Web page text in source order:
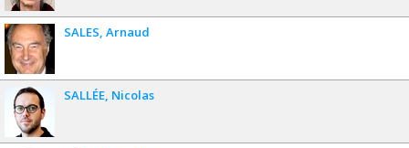
SALES Arnaud
SALLÉE Nicolas